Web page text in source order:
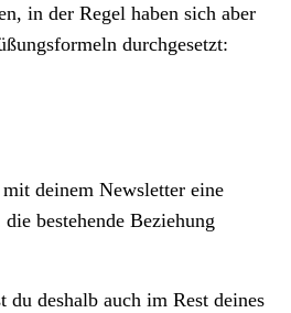
in der Regel haben sich aber
durchgesetzt:
deinem Newsletter eine
bestehende Beziehung
du deshalb auch im Rest deines